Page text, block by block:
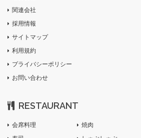
関連会社
採用情報
サイトマップ
利用規約
プライバシーポリシー
お問い合わせ
RESTAURANT
会席料理
焼肉